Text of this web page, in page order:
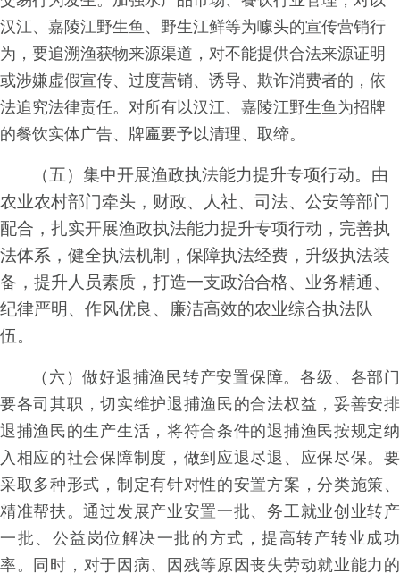
汉江、嘉陵江野生鱼 、野生江鲜等为噱头的宣传营销行
为 ，要追溯渔获物来源渠道 ， 对不能提供合法来源证明
或涉嫌虚假宣传、 过度营销、诱导、欺诈消费者的 ，依
法追究法律责任。对所有以汉江、嘉陵江野生鱼为招牌
的餐饮实体广告、牌匾要予以清理、取缔。
（五） 集中开展渔政执法能力提升专项行动。 由
农业农村部门牵头 ，财政、人社、司法、公安等部门
配合 ，扎实开展渔政执法能力提升专项行动 ， 完善执
法体系 ，健全执法机制 ，保障执法经费 ，升级执法装
备 ，提升人员素质 ，打造一支政治合格、 业务精通、
纪律严明 、作风优良 、廉洁高效的农业综合执法队
伍。
（ 六 ）做好退捕渔民转产安置保 障。各级、 各部门
要各司其职 ，切实维护退捕渔民的合法权益 ，妥善安排
退捕渔民的生产生活 ，将符合条件的退捕渔民按规定纳
入相应的社会保障制 度 ，做到应退尽退 、应保尽保。要
采取多种形式 ，制定有针对性的安置方案 ，分类施策、
精准帮扶。通过发展产业安置一批、务工就业创业转产
一批 、公益岗位解决一批的方式 ，提高转产转业成功
率。同 时 ，对于 因 病、因残等原因丧失劳动就业能力的